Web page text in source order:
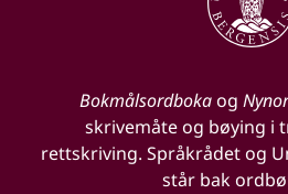
Bokmålsordbokaog
skrivemåte og bøying i
rettskriving. Språkrådet og
står bak